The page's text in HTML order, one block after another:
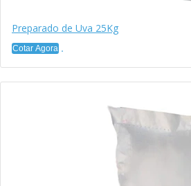
Preparado de Uva 25Kg
Cotar Agora